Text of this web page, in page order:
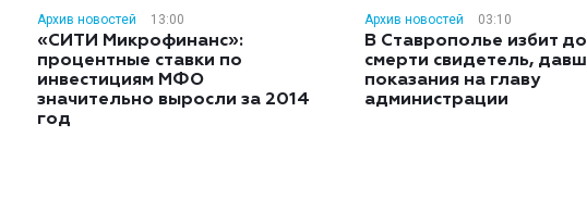
Архив новостей 13:00
«СИТИ Микрофинанс»:
процентные ставки по
инвестициям МФО
значительно выросли за 2014
год
Архив новостей 03:10
В Ставрополье избит до
смерти свидетель,
показания на главу
администрации